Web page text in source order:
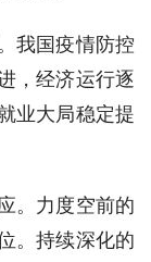
我国疫情防控
，经济运行逐
业大局稳定提
。力度空前的
。持续深化的